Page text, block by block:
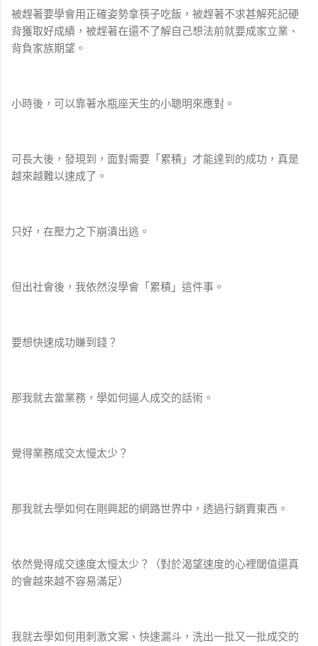
被趕著要學會用正確姿勢拿筷子吃飯，被趕著不求甚解死記硬
背獲取好成績，被趕著在還不了解自己想法前就要成家立業、
背負家族期望。
小時後，可以靠著水瓶座天生的小聰明來應對。
可長大後，發現到，面對需要「累積」才能達到的成功，真是
越來越難以速成了。
只好，在壓力之下崩潰出逃。
但出社會後，我依然沒學會「累積」這件事。
要想快速成功賺到錢？
那我就去當業務，學如何逼人成交的話術。
覺得業務成交太慢太少？
那我就去學如何在剛興起的網路世界中，透過行銷賣東西。
依然覺得成交速度太慢太少？（對於渴望速度的心裡閾值還真
的會越來越不容易滿足）
我就去學如何用刺激文案、快速漏斗，洗出一批又一批成交的